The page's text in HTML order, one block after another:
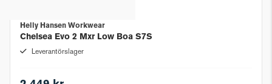
Helly Hansen Workwear
Chelsea Evo 2 Mxr Low Boa S7S
Leverantörslager